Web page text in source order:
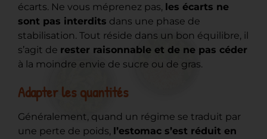
écarts. Ne vous méprenez pas, les écarts ne
sont pas interdits dans une phase de
stabilisation. Tout réside dans un bon équilibre, il
s’agit de rester raisonnable et de ne pas céder
à la moindre envie de sucre ou de gras.
Adapter les quantités
Généralement, quand un régime se traduit par
une perte de poids, l’estomac s’est réduit en